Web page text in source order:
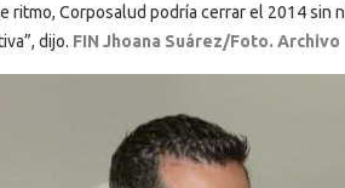
ritmo, Corposalud podría cerrar el 2014
dijo. FIN Jhoana Suárez/Foto. Archivo